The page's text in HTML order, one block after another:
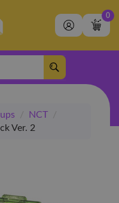
0
/ NCT
/
Ver. 2